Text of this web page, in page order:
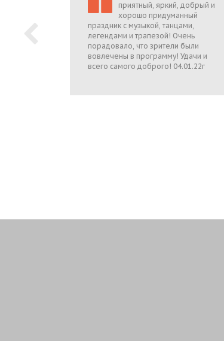
приятный, яркий, добрый и
хорошо придуманный
праздник с музыкой, танцами,
легендами и трапезой! Очень
порадовало, что зрители были
вовлечены в программу! Удачи и
всего самого доброго! 04.01.22г